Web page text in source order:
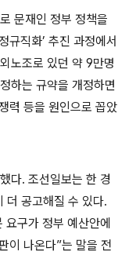
문재인 정부 정책을
규직화’ 추진 과정에서
노조로 있던 약 9만명
하는 규약을 개정하면
력 등을 원인으로 꼽았
다. 조선일보는 한 경
더 공고해질 수 있다.
구가 정부 예산안에
이 나온다”는 말을 전